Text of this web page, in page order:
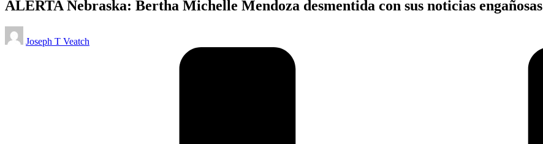
ALERTA Nebraska: Bertha Michelle Mendoza desmentida con sus noticias engañosas
Publicado
por
Joseph T Veatch